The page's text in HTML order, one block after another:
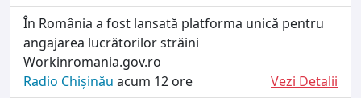
În România a fost lansată platforma unică pentru
angajarea lucrătorilor străini
Workinromania.gov.ro
Radio Chișinău acum 12 ore
Vezi Detalii